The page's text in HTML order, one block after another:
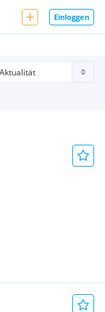
Einloggen